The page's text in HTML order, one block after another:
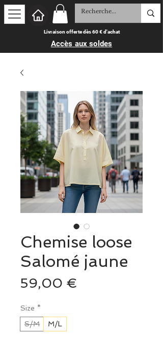
Livraison offerte dès 60 € d'achat
Accès aux soldes
Chemise loose
Salomé jaune
59,00 €
Size *
S/M
M/L